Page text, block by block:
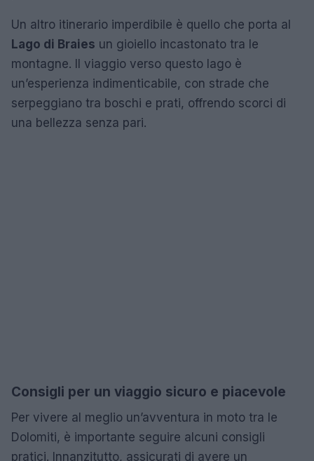
Un altro itinerario imperdibile è quello che porta al
Lago di Braies un gioiello incastonato tra le
montagne. Il viaggio verso questo lago è
un’esperienza indimenticabile, con strade che
serpeggiano tra boschi e prati, offrendo scorci di
una bellezza senza pari.
Consigli per un viaggio sicuro e piacevole
Per vivere al meglio un’avventura in moto tra le
Dolomiti, è importante seguire alcuni consigli
pratici. Innanzitutto, assicurati di avere un